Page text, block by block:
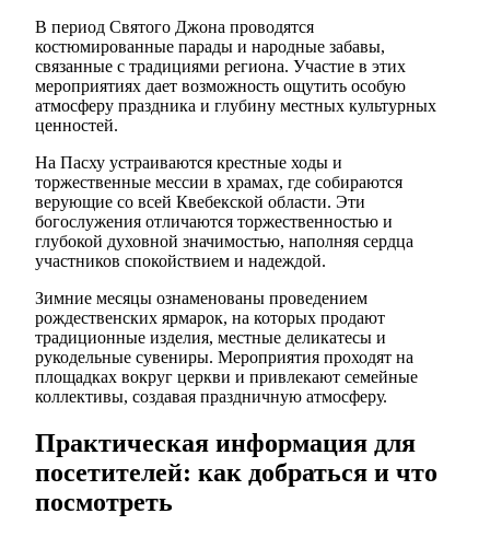
В период Святого Джона проводятся
костюмированные парады и народные забавы,
связанные с традициями региона. Участие в этих
мероприятиях дает возможность ощутить особую
атмосферу праздника и глубину местных культурных
ценностей.
На Пасху устраиваются крестные ходы и
торжественные мессии в храмах, где собираются
верующие со всей Квебекской области. Эти
богослужения отличаются торжественностью и
глубокой духовной значимостью, наполняя сердца
участников спокойствием и надеждой.
Зимние месяцы ознаменованы проведением
рождественских ярмарок, на которых продают
традиционные изделия, местные деликатесы и
рукодельные сувениры. Мероприятия проходят на
площадках вокруг церкви и привлекают семейные
коллективы, создавая праздничную атмосферу.
Практическая информация для
посетителей: как добраться и что
посмотреть